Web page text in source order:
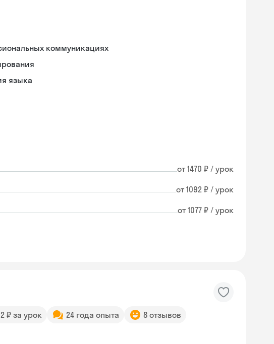
коммуникациях
языка
от 1470 ₽ / урок
от 1092 ₽ / урок
от 1077 ₽ / урок
₽ за урок 24 года опыта 8 отзывов